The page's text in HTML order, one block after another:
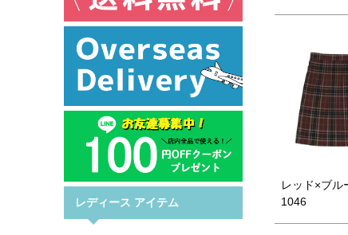
レディース アイテム
レッド×ブル
1046